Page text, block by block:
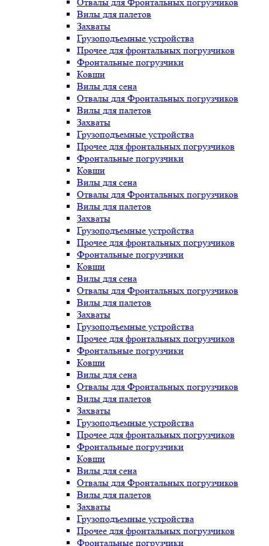
Вилы для палетов
Захваты
Грузоподъемные устройства
Прочее для фронтальных погрузчиков
Фронтальные погрузчики
Ковши
Вилы для сена
Отвалы для Фронтальных погрузчиков
Вилы для палетов
Захваты
Грузоподъемные устройства
Прочее для фронтальных погрузчиков
Фронтальные погрузчики
Ковши
Вилы для сена
Отвалы для Фронтальных погрузчиков
Вилы для палетов
Захваты
Грузоподъемные устройства
Прочее для фронтальных погрузчиков
Фронтальные погрузчики
Ковши
Вилы для сена
Отвалы для Фронтальных погрузчиков
Вилы для палетов
Захваты
Грузоподъемные устройства
Прочее для фронтальных погрузчиков
Фронтальные погрузчики
Ковши
Вилы для сена
Отвалы для Фронтальных погрузчиков
Вилы для палетов
Захваты
Грузоподъемные устройства
Прочее для фронтальных погрузчиков
Фронтальные погрузчики
Ковши
Вилы для сена
Отвалы для Фронтальных погрузчиков
Вилы для палетов
Захваты
Грузоподъемные устройства
Прочее для фронтальных погрузчиков
Фронтальные погрузчики